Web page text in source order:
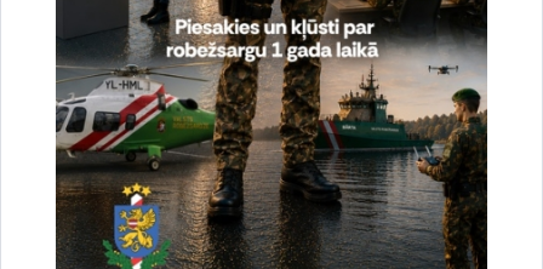
Vai šī informācija bija noderīga?
Sniegt atsauksmi
Esi pirmais, kas uzzina!